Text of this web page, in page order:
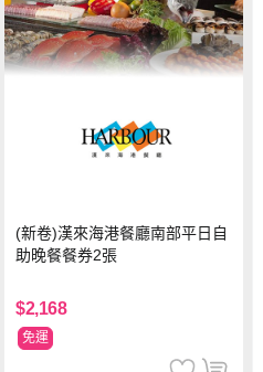
(新卷)漢來海港餐廳南部平日自
助晚餐餐券2張
$2,168
免運